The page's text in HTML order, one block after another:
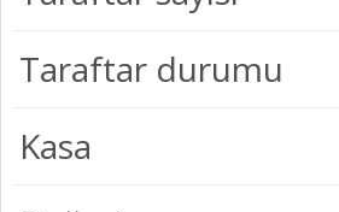
Taraftar durumu
Kasa